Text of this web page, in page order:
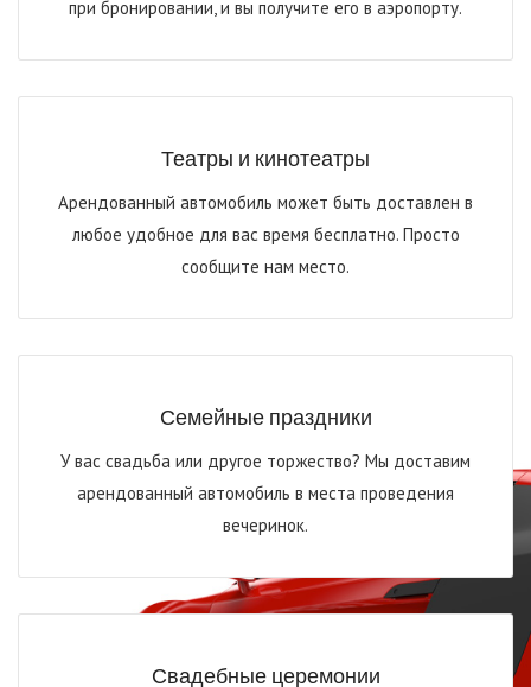
при бронировании, и вы получите его в аэропорту.
Театры и кинотеатры
Арендованный автомобиль может быть доставлен в
любое удобное для вас время бесплатно. Просто
сообщите нам место.
Семейные праздники
У вас свадьба или другое торжество? Мы доставим
арендованный автомобиль в места проведения
вечеринок.
Свадебные церемонии